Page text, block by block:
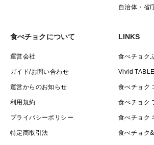
自治体・省
食べチョクについて
運営会社
ガイド/お問い合わせ
運営からのお知らせ
利用規約
プライバシーポリシー
特定商取引法
LINKS
食べチョク
Vivid
食べチョク
食べチョク
食べチョク
食べチョク